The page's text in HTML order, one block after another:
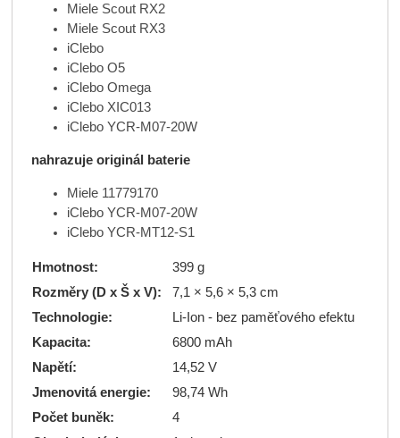
Miele Scout RX2
Miele Scout RX3
iClebo
iClebo O5
iClebo Omega
iClebo XIC013
iClebo YCR-M07-20W
nahrazuje originál baterie
Miele 11779170
iClebo YCR-M07-20W
iClebo YCR-MT12-S1
Hmotnost:
399 g
Rozměry (D x Š x V):
7,1 × 5,6 × 5,3 cm
Technologie:
Li-Ion - bez paměťového efektu
Kapacita:
6800 mAh
Napětí:
14,52 V
Jmenovitá energie:
98,74 Wh
Počet buněk:
4